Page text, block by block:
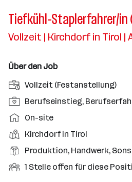
Tiefkühl-Staplerfahrer/in
Vollzeit | Kirchdorf in Tirol
Über den Job
A
n
s
t
e
l
u
Vollzeit (Festanstellung)
P
o
i
t
i
Berufseinstieg,
A
r
b
e
i
On-site
D
i
n
Kirchdorf in Tirol
B
e
Produktion, Handwerk,
O
1 Stelle offen für diese